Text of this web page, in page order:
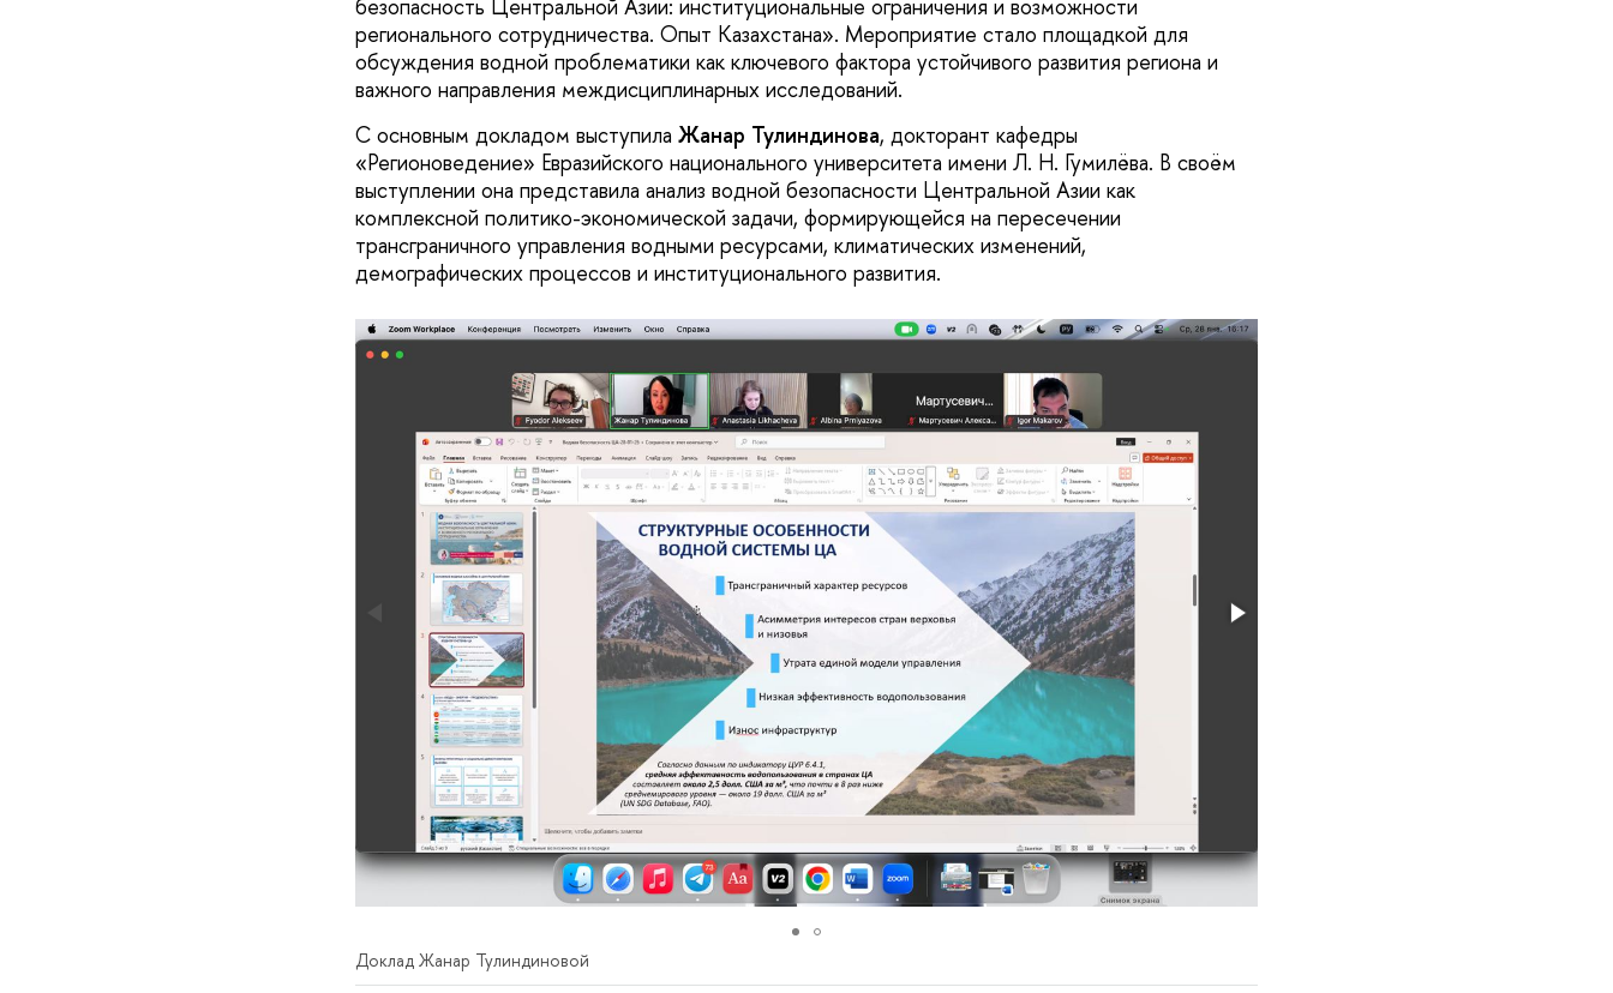
безопасность Центральной Азии: институциональные ограничения и возможности
регионального сотрудничества. Опыт Казахстана». Мероприятие стало площадкой для
обсуждения водной проблематики как ключевого фактора устойчивого развития региона и
важного направления междисциплинарных исследований.
С основным докладом выступила Жанар Тулиндинова, докторант кафедры
«Регионоведение» Евразийского национального университета имени Л. Н. Гумилёва. В своём
выступлении она представила анализ водной безопасности Центральной Азии как
комплексной политико-экономической задачи, формирующейся на пересечении
трансграничного управления водными ресурсами, климатических изменений,
демографических процессов и институционального развития.
Доклад Жанар Тулиндиновой